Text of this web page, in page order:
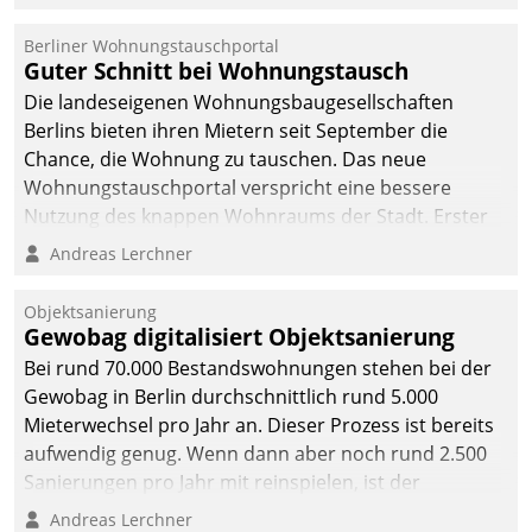
Berliner Wohnungstauschportal
Guter Schnitt bei Wohnungstausch
Die landeseigenen Wohnungsbaugesellschaften
Berlins bieten ihren Mietern seit September die
Chance, die Wohnung zu tauschen. Das neue
Wohnungstauschportal verspricht eine bessere
Nutzung des knappen Wohnraums der Stadt. Erster
Anwendungsfall für Datatrains Lösung API-Hub mit
Unternehmen.
Andreas Lerchner
Objektsanierung
Gewobag digitalisiert Objektsanierung
Bei rund 70.000 Bestandswohnungen stehen bei der
Gewobag in Berlin durchschnittlich rund 5.000
Mieterwechsel pro Jahr an. Dieser Prozess ist bereits
aufwendig genug. Wenn dann aber noch rund 2.500
Sanierungen pro Jahr mit reinspielen, ist der
Betreuungs- und Organisationsaufwand immens. Im
Andreas Lerchner